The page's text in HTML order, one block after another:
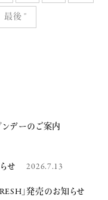
最後 "
ンデーのご案内
せ 2026.7.13
」発売のお知らせ